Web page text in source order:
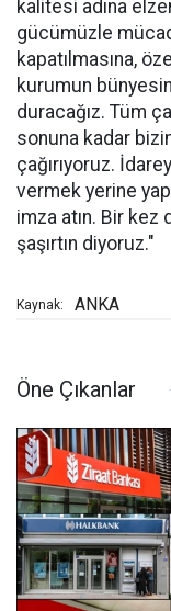
kalitesi adına
gücümüzle
kapatılmasına,
kurumun
duracağız. Tüm
sonuna kadar
çağırıyoruz.
vermek yerine
imza atın. Bir kez
şaşırtın diyoruz."
Kaynak: ANKA
Öne Çıkanlar